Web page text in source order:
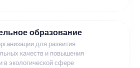
образование
для развития
качеств и повышения
в экологической сфере